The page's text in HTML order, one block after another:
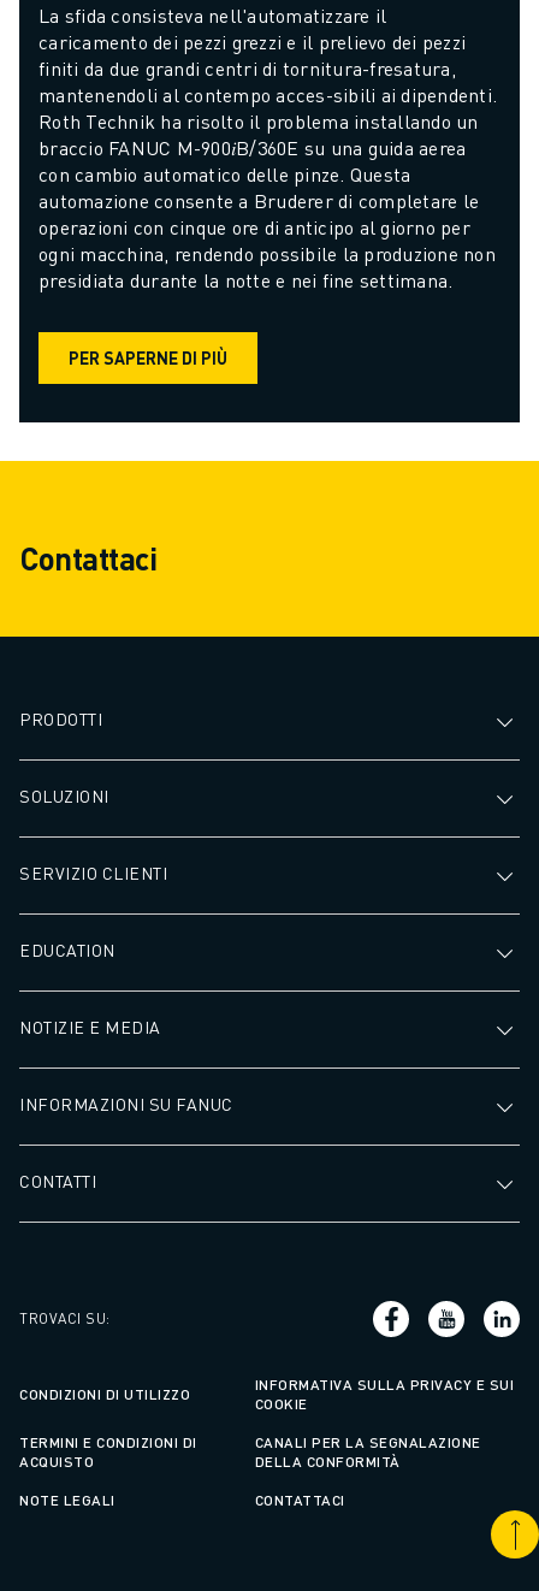
La sfida consisteva nell'automatizzare il
caricamento dei pezzi grezzi e il prelievo dei pezzi
finiti da due grandi centri di tornitura-fresatura,
mantenendoli al contempo acces-sibili ai dipendenti.
Roth Technik ha risolto il problema installando un
braccio FANUC M-900𝑖B/360E su una guida aerea
con cambio automatico delle pinze. Questa
automazione consente a Bruderer di completare le
operazioni con cinque ore di anticipo al giorno per
ogni macchina, rendendo possibile la produzione non
presidiata durante la notte e nei fine settimana.
PER SAPERNE DI PIÙ
Contattaci
PRODOTTI
SOLUZIONI
SERVIZIO CLIENTI
EDUCATION
NOTIZIE E MEDIA
INFORMAZIONI SU FANUC
CONTATTI
TROVACI SU:
CONDIZIONI DI UTILIZZO
INFORMATIVA SULLA PRIVACY E SUI
COOKIE
TERMINI E CONDIZIONI DI
ACQUISTO
CANALI PER LA SEGNALAZIONE
DELLA CONFORMITÀ
NOTE LEGALI CONTATTACI